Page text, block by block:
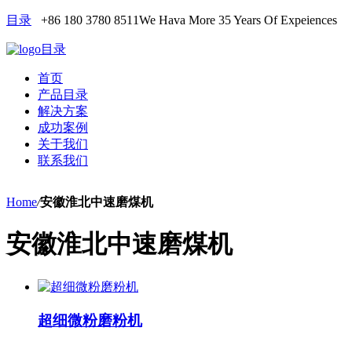
目录 +86 180 3780 8511We Hava More 35 Years Of Expeiences
目录
首页
产品目录
解决方案
成功案例
关于我们
联系我们
Home/安徽淮北中速磨煤机
安徽淮北中速磨煤机
超细微粉磨粉机